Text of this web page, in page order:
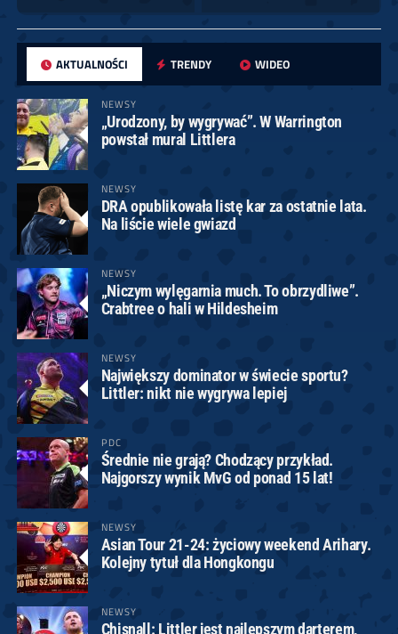
AKTUALNOŚCI TRENDY WIDEO
NEWSY
„Urodzony, by wygrywać”. W Warrington
powstał mural Littlera
NEWSY
DRA opublikowała listę kar za ostatnie lata.
Na liście wiele gwiazd
NEWSY
„Niczym wylęgarnia much. To obrzydliwe”.
Crabtree o hali w Hildesheim
NEWSY
Największy dominator w świecie sportu?
Littler: nikt nie wygrywa lepiej
PDC
Średnie nie grają? Chodzący przykład.
Najgorszy wynik MvG od ponad 15 lat!
NEWSY
Asian Tour 21-24: życiowy weekend Arihary.
Kolejny tytuł dla Hongkongu
NEWSY
Chisnall: Littler jest najlepszym darterem,